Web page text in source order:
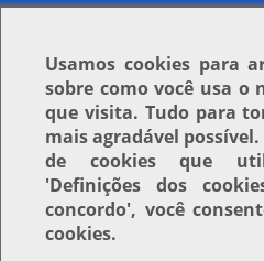
Usamos cookiespara
sobre como você usa o
que visita. Tudo para
mais agradável
de cookies que
'Definições dos
concordo', você
cookies.